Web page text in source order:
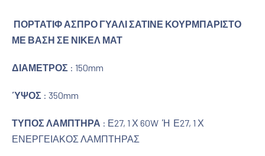
ΠΟΡΤΑΤΙΦ ΑΣΠΡΟ ΓΥΑΛΙ ΣΑΤΙΝΕ ΚΟΥΡΜΠΑΡΙΣΤΟ
ΜΕ ΒΑΣΗ ΣΕ ΝΙΚΕΛ ΜΑΤ
ΔΙΑΜΕΤΡΟΣ : 150mm
ΎΨΟΣ : 350mm
ΤΥΠΟΣ ΛΑΜΠΤΗΡΑ : Ε27, 1 Χ 60W Ή Ε27, 1 Χ
ΕΝΕΡΓΕΙΑΚΟΣ ΛΑΜΠΤΗΡΑΣ